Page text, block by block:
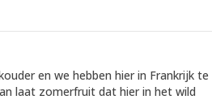
en we hebben hier in Frankrijk te
laat zomerfruit dat hier in het wild